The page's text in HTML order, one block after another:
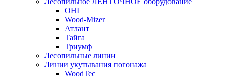
OHI
Wood-Mizer
Атлант
Тайга
Триумф
Лесопильные линии
Линии укутывания погонажа
WoodTec